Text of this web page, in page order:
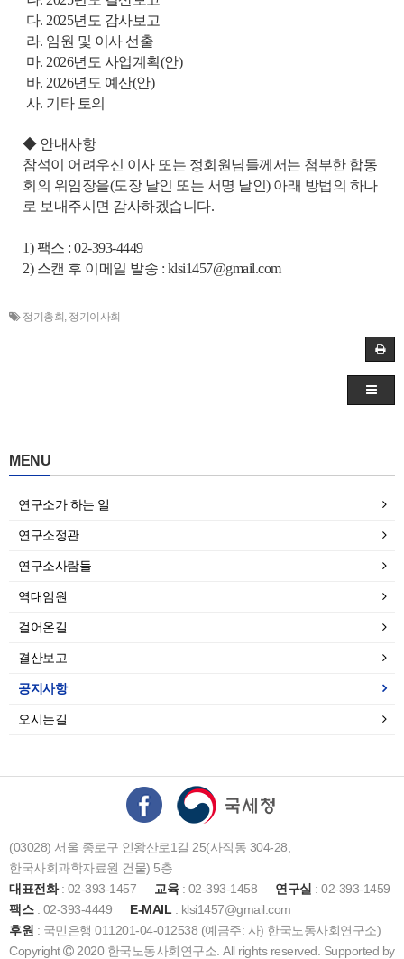
다. 2025년도 감사보고
라. 임원 및 이사 선출
마. 2026년도 사업계획(안)
바. 2026년도 예산(안)
사. 기타 토의
◆ 안내사항
참석이 어려우신 이사 또는 정회원님들께서는 첨부한 합동
회의 위임장을(도장 날인 또는 서명 날인) 아래 방법의 하나
로 보내주시면 감사하겠습니다.
1) 팩스 : 02-393-4449
2) 스캔 후 이메일 발송 : klsi1457@gmail.com
정기총회 , 정기이사회
MENU
연구소가 하는 일
연구소정관
연구소사람들
역대임원
걸어온길
결산보고
공지사항
오시는길
(03028) 서울 종로구 인왕산로1길 25(사직동 304-28,
한국사회과학자료원 건물) 5층
대표전화: 02-393-1457 교육: 02-393-1458 연구실 : 02-393-1459
팩스: 02-393-4449 E-MAIL : klsi1457@gmail.com
후원 : 국민은행 011201-04-012538 (예금주: 사) 한국노동사회연구소)
Copyright
2020 한국노동사회연구소. All rights reserved. Supported by